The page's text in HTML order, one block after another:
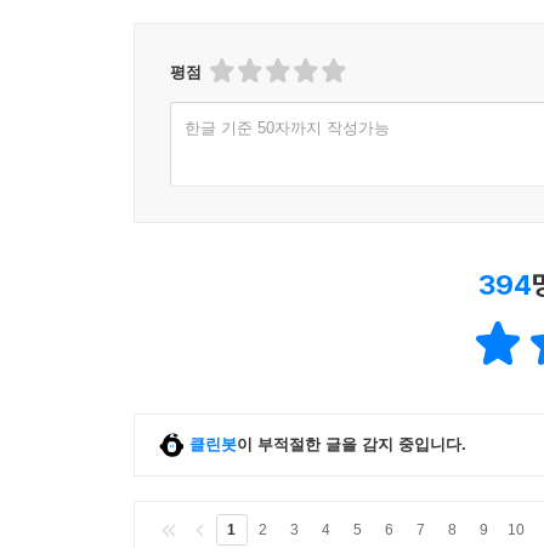
그래서 나는 만난 적도 없는 사람이 우리의 슬픔
사람들의 공감력과 너그러움에 놀랄 수밖에 없었
적혀 있었다. 머나먼 곳에 사는 낯선 사람이 나
힘겨운 수고를 들였을까 생각하니 경이롭기까
사람들이었다. 다만 안타까운 것은, 당시는 고통
무엇보다도 딜런과 이야기를 하고 싶은 생각이
표면으로 몰려나왔다. 수도꼭지가 돌려진 채로
평점
한글 기준 50자까지 작성가능
394
클린봇이 부적절한 글을 감지 중입니다.
1 2 3 4 5 6 7 8 9 10